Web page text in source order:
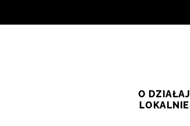
O DZIAŁAJ
LOKALNIE